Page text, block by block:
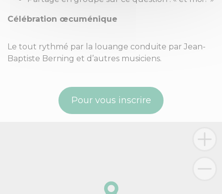
Célébration œcuménique
Le tout rythmé par la louange conduite par Jean-
Baptiste Berning et d’autres musiciens.
Pour vous inscrire